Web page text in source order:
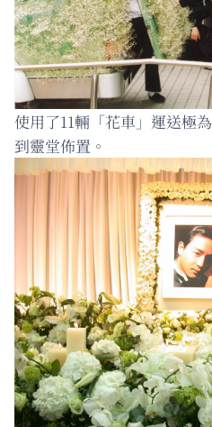
使用了11輛「花車」運送極
到靈堂佈置。 ​